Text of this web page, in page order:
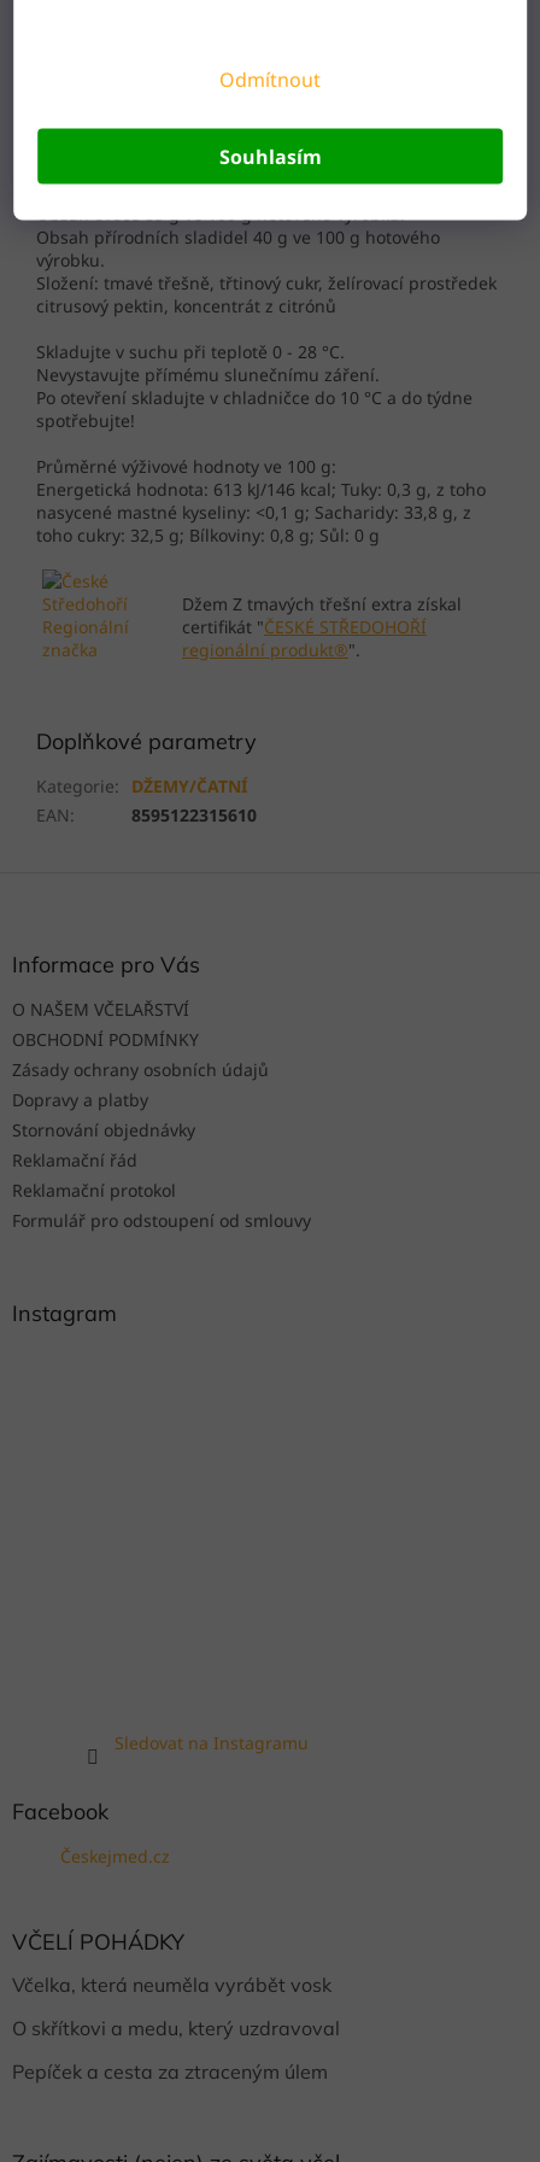
Odmítnout
Souhlasím
regionální produkt®
Obsah ovocné složky 85 %
Obsah ovoce 85 g ve 100 g hotového výrobku.
Obsah přírodních sladidel 40 g ve 100 g hotového
výrobku.
Složení: tmavé třešně, třtinový cukr, želírovací prostředek
citrusový pektin, koncentrát z citrónů
Skladujte v suchu při teplotě 0 - 28 °C.
Nevystavujte přímému slunečnímu záření.
Po otevření skladujte v chladničce do 10 °C a do týdne
spotřebujte!
Průměrné výživové hodnoty ve 100 g:
Energetická hodnota: 613 kJ/146 kcal; Tuky: 0,3 g, z toho
nasycené mastné kyseliny: <0,1 g; Sacharidy: 33,8 g, z
toho cukry: 32,5 g; Bílkoviny: 0,8 g; Sůl: 0 g
Džem Z tmavých třešní extra získal
certifikát "ČESKÉ STŘEDOHOŘÍ
regionální produkt®".
Doplňkové parametry
Kategorie:
DŽEMY/ČATNÍ
EAN: 8595122315610
Informace pro Vás
O NAŠEM VČELAŘSTVÍ
OBCHODNÍ PODMÍNKY
Zásady ochrany osobních údajů
Dopravy a platby
Stornování objednávky
Reklamační řád
Reklamační protokol
Formulář pro odstoupení od smlouvy
Instagram
Sledovat na Instagramu
Facebook
Českejmed.cz
VČELÍ POHÁDKY
Včelka, která neuměla vyrábět vosk
O skřítkovi a medu, který uzdravoval
Pepíček a cesta za ztraceným úlem